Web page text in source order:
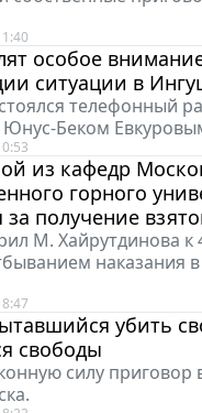
особое
ситуации в
телефонный
Юнус-Беком
из кафедр
горного
за получение
М. Хайрутдинова
наказания
убить
свободы
силу